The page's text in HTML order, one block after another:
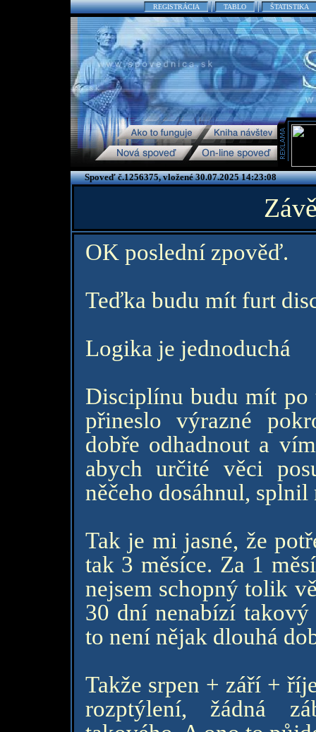
REGISTRÁCIA TABLO ŠTATISTIKA
Spoveď č.1256375, vložené 30.07.2025 14:23:08
OK poslední zpověď.
Teďka budu mít furt
Logika je jednoduchá
Disciplínu budu mít po
přineslo výrazné
dobře odhadnout a
abych určité věci
něčeho dosáhnul,
Tak je mi jasné, že
tak 3 měsíce. Za 1
nejsem schopný tolik
30 dní nenabízí
to není nějak dlouhá
Takže srpen + září +
rozptýlení, žádná